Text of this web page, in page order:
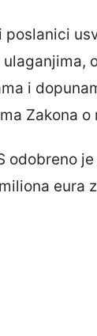
poslanici
i
Zakona
odobreno
eura